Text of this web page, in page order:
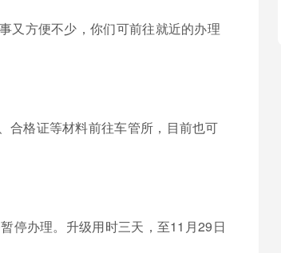
又方便不少，你们可前往就近的办理
合格证等材料前往车管所，目前也可
停办理。升级用时三天，至11月29日